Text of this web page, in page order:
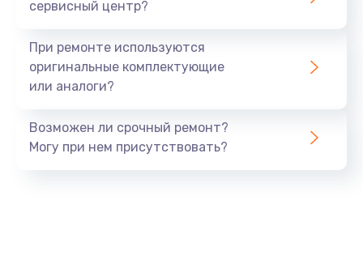
сервисный центр?
При ремонте используются
оригинальные комплектующие
или аналоги?
Возможен ли срочный ремонт?
Могу при нем присутствовать?